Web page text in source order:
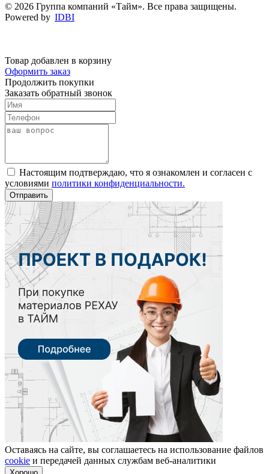
© 2026 Группа компаний «Тайм». Все права защищены.
Powered by IDBI
Товар добавлен в корзину
Оформить заказ
Продолжить покупки
Заказать обратный звонок
Настоящим подтверждаю, что я ознакомлен и согласен с
условиями политики конфиденциальности.
Отправить
Оставаясь на сайте, вы соглашаетесь на использование файлов
cookie и передачей данных службам веб-аналитики